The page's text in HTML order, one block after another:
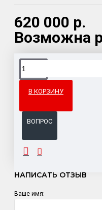
620 000 р.
Возможна
В КОРЗИНУ
ВОПРОС
Доставка товара
ОТЗЫВЫ
НАПИСАТЬ ОТЗЫВ
Ваше имя: